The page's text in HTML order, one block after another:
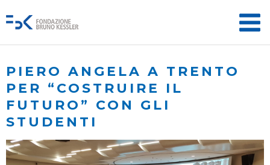
PIERO ANGELA A TRENTO
PER “COSTRUIRE IL
FUTURO” CON GLI
STUDENTI